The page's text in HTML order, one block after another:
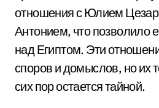
отношения с Юлием
Антонием, что позволило
над Египтом. Эти
споров и домыслов, но их
сих пор остается тайной.